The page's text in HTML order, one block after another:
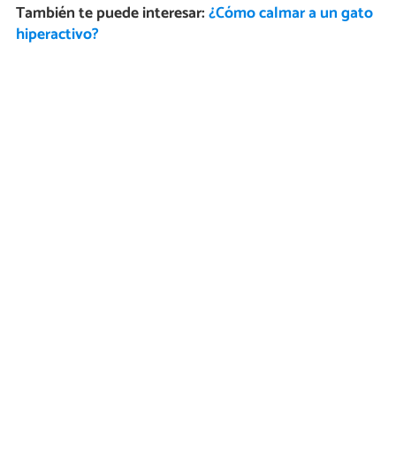
También te puede interesar:¿Cómo calmar a un gato
hiperactivo?